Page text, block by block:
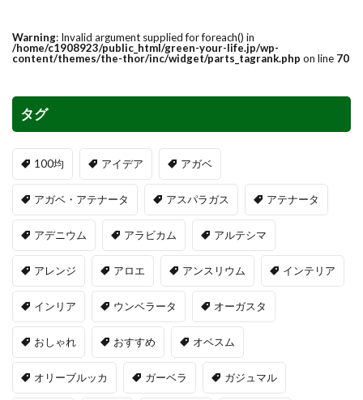
Warning: Invalid argument supplied for foreach() in
/home/c1908923/public_html/green-your-life.jp/wp-
content/themes/the-thor/inc/widget/parts_tagrank.php on line 70
タグ
100均 アイデア アガベ
アガベ・アテナータ アスパラガス アテナータ
アデニウム アラビカム アルテシマ
アレンジ アロエ アンスリウム インテリア
インリア ウンベラータ オーガスタ
おしゃれ おすすめ オベスム
オリーブルッカ ガーベラ ガジュマル